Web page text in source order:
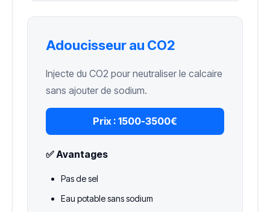
Adoucisseur au CO2
Injecte du CO2 pour neutraliser le calcaire
sans ajouter de sodium.
Prix : 1500-3500€
✅ Avantages
Pas de sel
Eau potable sans sodium